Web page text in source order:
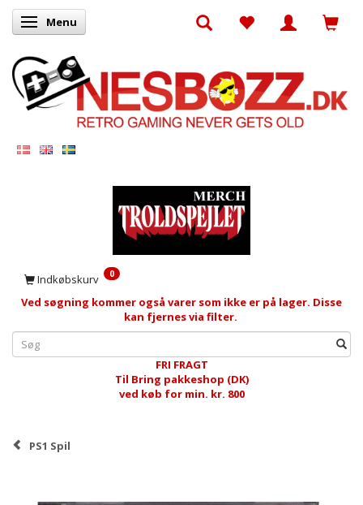
Skifte navigation
Menu
Indkøbskurv 0
Ved søgning kommer også varer som ikke er på lager. Disse
kan fjernes via filter.
FRI FRAGT
Til Bring pakkeshop (DK)
ved køb for min. kr. 800
PS1 Spil